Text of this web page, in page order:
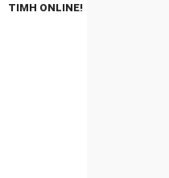
ΤΙΜΉ ONLINE!